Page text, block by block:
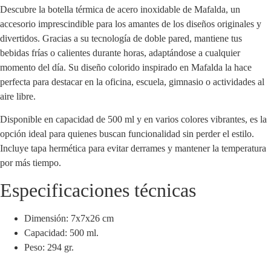
Descubre la botella térmica de acero inoxidable de Mafalda, un
accesorio imprescindible para los amantes de los diseños originales y
divertidos. Gracias a su tecnología de doble pared, mantiene tus
bebidas frías o calientes durante horas, adaptándose a cualquier
momento del día. Su diseño colorido inspirado en Mafalda la hace
perfecta para destacar en la oficina, escuela, gimnasio o actividades al
aire libre.
Disponible en capacidad de 500 ml y en varios colores vibrantes, es la
opción ideal para quienes buscan funcionalidad sin perder el estilo.
Incluye tapa hermética para evitar derrames y mantener la temperatura
por más tiempo.
Especificaciones técnicas
Dimensión: 7x7x26 cm
Capacidad: 500 ml.
Peso: 294 gr.